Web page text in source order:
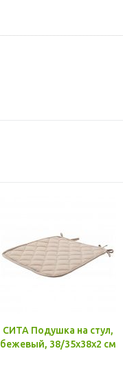
СИТА Подушка на стул,
бежевый, 38/35x38x2 см